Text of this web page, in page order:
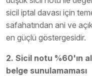
sicil iptal davası için
safahatından ani ve
en güçlü göstergesidir.
2. Sicil notu %60'ın
belge sunulamaması